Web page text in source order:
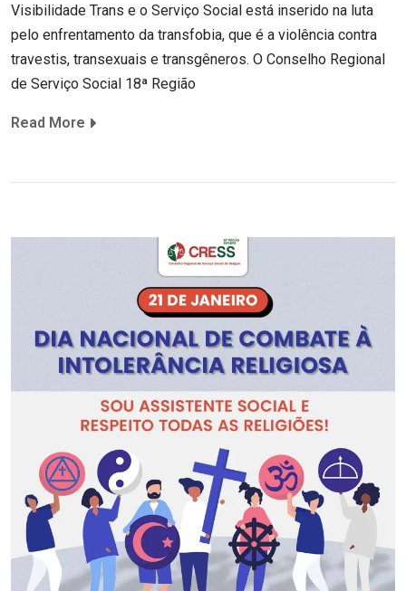
Visibilidade Trans e o Serviço Social está inserido na luta
pelo enfrentamento da transfobia, que é a violência contra
travestis, transexuais e transgêneros. O Conselho Regional
de Serviço Social 18ª Região
Read More